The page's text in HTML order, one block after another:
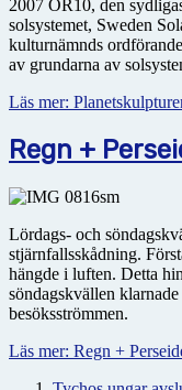
2007 OR10, den
solsystemet, Sweden
kulturnämnds
av grundarna av
Läs mer:
Regn +
Lördags- och
stjärnfallsskådning.
hängde i luften. Detta
söndagskvällen
besöksströmmen.
Läs mer: Regn +